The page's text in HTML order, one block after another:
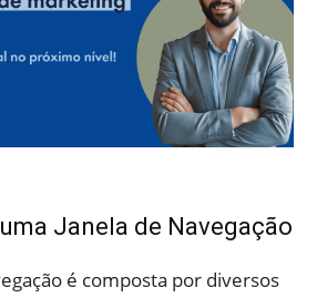
Janela de Navegação
é composta por diversos